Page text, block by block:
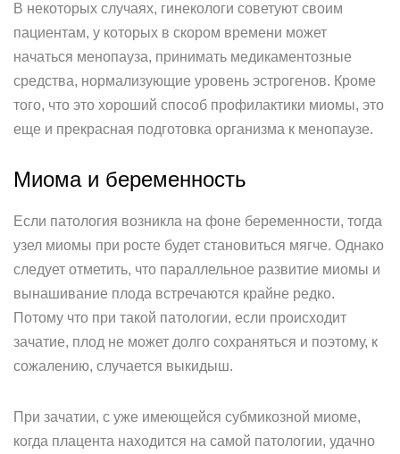
В некоторых случаях, гинекологи советуют своим
пациентам, у которых в скором времени может
начаться менопауза, принимать медикаментозные
средства, нормализующие уровень эстрогенов. Кроме
того, что это хороший способ профилактики миомы, это
еще и прекрасная подготовка организма к менопаузе.
Миома и беременность
Если патология возникла на фоне беременности, тогда
узел миомы при росте будет становиться мягче. Однако
следует отметить, что параллельное развитие миомы и
вынашивание плода встречаются крайне редко.
Потому что при такой патологии, если происходит
зачатие, плод не может долго сохраняться и поэтому, к
сожалению, случается выкидыш.
При зачатии, с уже имеющейся субмикозной миоме,
когда плацента находится на самой патологии, удачно